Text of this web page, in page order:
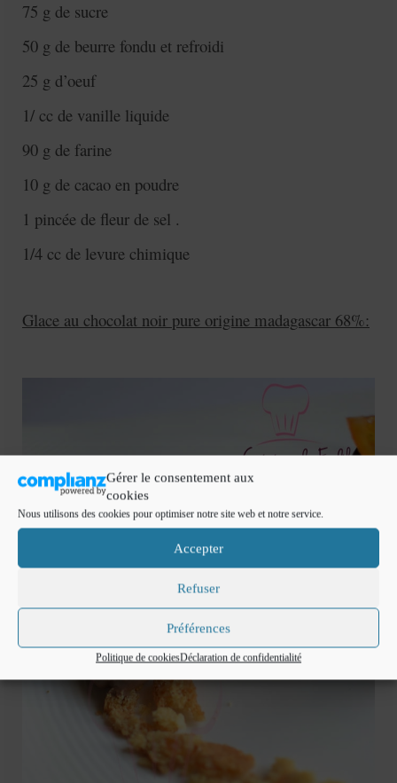
Gérer le consentement aux
cookies
Nous utilisons des cookies pour optimiser notre site web et notre service.
Accepter
Refuser
Préférences
Politique de cookiesDéclaration de confidentialité
75 g de sucre
50 g de beurre fondu et refroidi
25 g d’oeuf
1/ cc de vanille liquide
90 g de farine
10 g de cacao en poudre
1 pincée de fleur de sel .
1/4 cc de levure chimique
Glace au chocolat noir pure origine madagascar 68%: